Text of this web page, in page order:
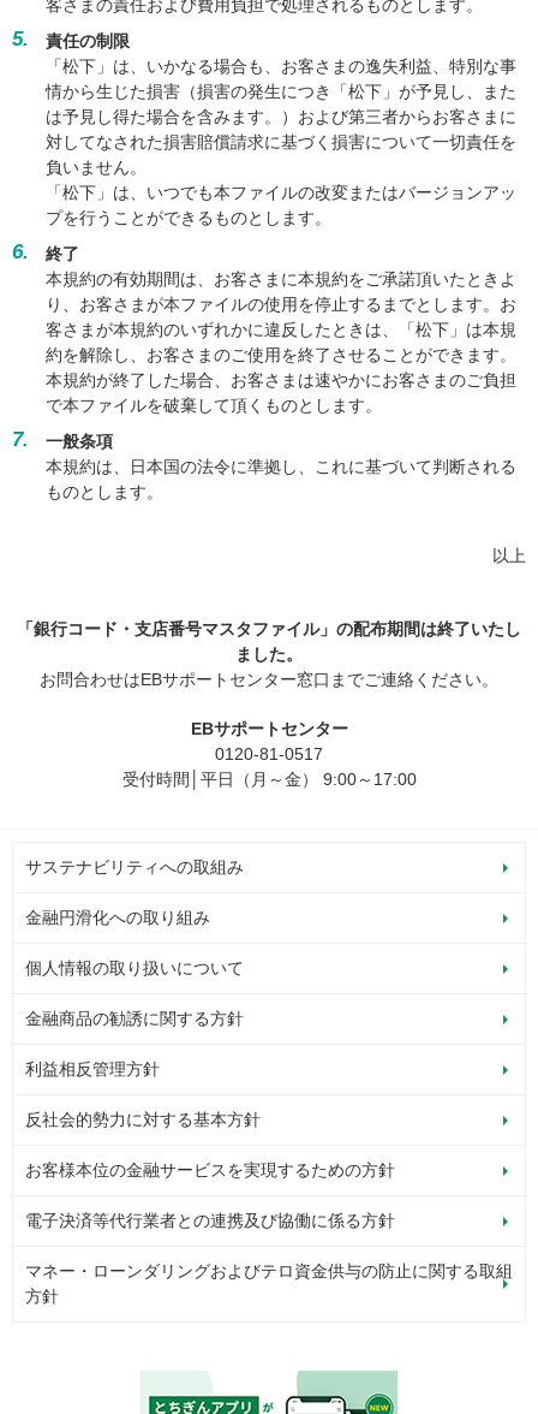
客さまの責任および費用負担で処理されるものとします。
5.
責任の制限
「松下」は、いかなる場合も、お客さまの逸失利益、特別な事
情から生じた損害（損害の発生につき「松下」が予見し、また
は予見し得た場合を含みます。）および第三者からお客さまに
対してなされた損害賠償請求に基づく損害について一切責任を
負いません。
「松下」は、いつでも本ファイルの改変またはバージョンアッ
プを行うことができるものとします。
6.
終了
本規約の有効期間は、お客さまに本規約をご承諾頂いたときよ
り、お客さまが本ファイルの使用を停止するまでとします。お
客さまが本規約のいずれかに違反したときは、「松下」は本規
約を解除し、お客さまのご使用を終了させることができます。
本規約が終了した場合、お客さまは速やかにお客さまのご負担
で本ファイルを破棄して頂くものとします。
7.
一般条項
本規約は、日本国の法令に準拠し、これに基づいて判断される
ものとします。
以上
「銀行コード・支店番号マスタファイル」の配布期間は終了いたし
ました。
お問合わせはEBサポートセンター窓口までご連絡ください。
EBサポートセンター
0120-81-0517
受付時間│平日（月～金） 9:00～17:00
サステナビリティへの取組み
金融円滑化への取り組み
個人情報の取り扱いについて
金融商品の勧誘に関する方針
利益相反管理方針
反社会的勢力に対する基本方針
お客様本位の金融サービスを実現するための方針
電子決済等代行業者との連携及び協働に係る方針
マネー・ローンダリングおよびテロ資金供与の防止に関する取組
方針